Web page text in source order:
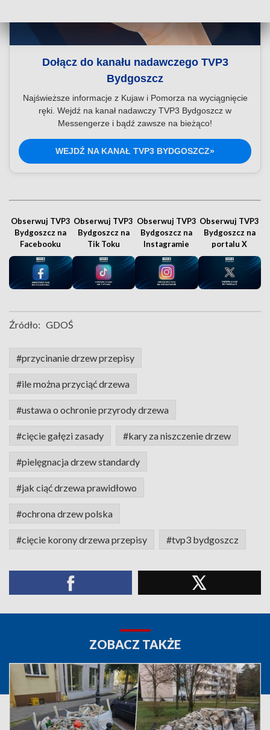
Dołącz do kanału nadawczego TVP3
Bydgoszcz
Najświeższe informacje z Kujaw i Pomorza na wyciągnięcie
ręki. Wejdź na kanał nadawczy TVP3 Bydgoszcz w
Messengerze i bądź zawsze na bieżąco!
WEJDŹ NA KANAŁ TVP3 BYDGOSZCZ»
Obserwuj TVP3
Bydgoszcz na
Facebooku
Obserwuj TVP3
Bydgoszcz na
Tik Toku
Obserwuj TVP3
Bydgoszcz na
Instagramie
Obserwuj TVP3
Bydgoszcz na
portalu X
Źródło: GDOŚ
#przycinanie drzew przepisy
#ile można przyciąć drzewa
#ustawa o ochronie przyrody drzewa
#cięcie gałęzi zasady #kary za niszczenie drzew
#pielęgnacja drzew standardy
#jak ciąć drzewa prawidłowo
#ochrona drzew polska
#cięcie korony drzewa przepisy #tvp3 bydgoszcz
ZOBACZ TAKŻE